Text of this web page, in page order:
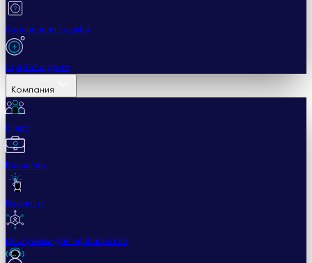
Справочная служба
Cryptohopper+
Компания
О нас
Вакансии
Нажмите
Программа для аффилиатов